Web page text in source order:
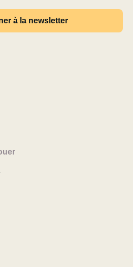
à la newsletter